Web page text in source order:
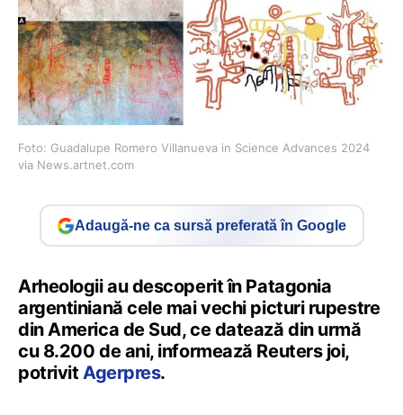
Foto: Guadalupe Romero Villanueva in Science Advances 2024
via News.artnet.com
Adaugă-ne ca sursă preferată în Google
Arheologii au descoperit în Patagonia
argentiniană cele mai vechi picturi rupestre
din America de Sud, ce datează din urmă
cu 8.200 de ani, informează Reuters joi,
potrivit Agerpres.